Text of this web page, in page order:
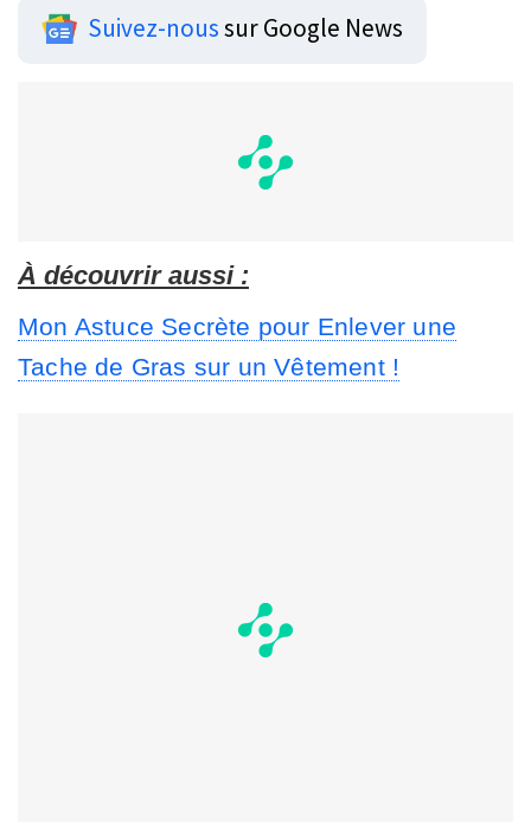
Suivez-noussur Google News
À découvrir aussi :
Mon Astuce Secrète pour Enlever une
Tache de Gras sur un Vêtement !